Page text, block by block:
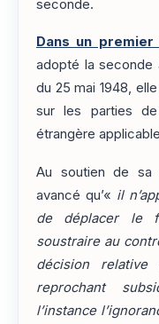
seconde.
Dans un premier
adopté la seconde
du 25 mai 1948,
sur les parties
étrangère
Au soutien de sa
avancé qu’« il
de déplacer le
soustraire au
décision
reprochant
l’instance